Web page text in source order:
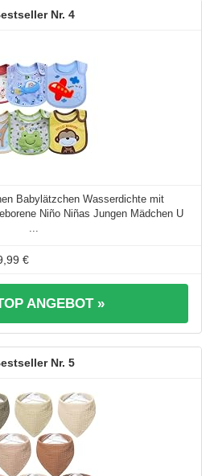
4
Babylätzchen Wasserdichte mit
Niño Niñas Jungen Mädchen U
€
ANGEBOT »
5